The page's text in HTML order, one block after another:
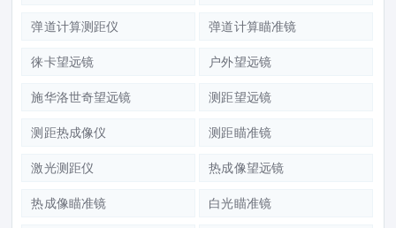
弹道计算测距仪 弹道计算瞄准镜
徕卡望远镜 户外望远镜
施华洛世奇望远镜 测距望远镜
测距热成像仪 测距瞄准镜
激光测距仪 热成像望远镜
热成像瞄准镜 白光瞄准镜